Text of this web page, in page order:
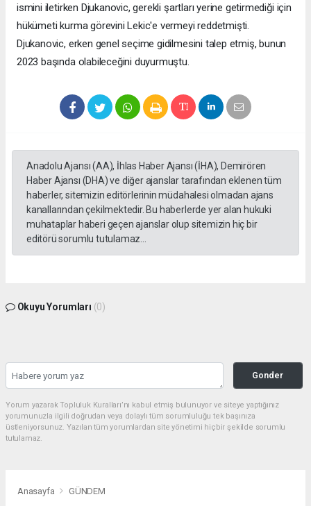
ismini iletirken Djukanovic, gerekli şartları yerine getirmediği için
hükümeti kurma görevini Lekic'e vermeyi reddetmişti.
Djukanovic, erken genel seçime gidilmesini talep etmiş, bunun
2023 başında olabileceğini duyurmuştu.
Anadolu Ajansı (AA), İhlas Haber Ajansı (İHA), Demirören
Haber Ajansı (DHA) ve diğer ajanslar tarafından eklenen tüm
haberler, sitemizin editörlerinin müdahalesi olmadan ajans
kanallarından çekilmektedir. Bu haberlerde yer alan hukuki
muhataplar haberi geçen ajanslar olup sitemizin hiç bir
editörü sorumlu tutulamaz...
Okuyu Yorumları (0)
Gonder
Yorum yazarak Topluluk Kuralları’nı kabul etmiş bulunuyor ve siteye yaptığınız
yorumunuzla ilgili doğrudan veya dolaylı tüm sorumluluğu tek başınıza
üstleniyorsunuz. Yazılan tüm yorumlardan site yönetimi hiçbir şekilde sorumlu
tutulamaz.
Anasayfa GÜNDEM